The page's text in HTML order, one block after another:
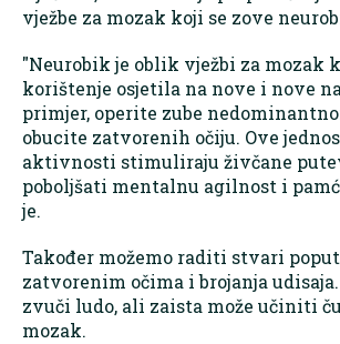
vježbe za mozak koji se zove
"Neurobik je oblik vježbi za mozak
korištenje osjetila na nove i nove
primjer, operite zube
obucite zatvorenih očiju. Ove
aktivnosti stimuliraju živčane
poboljšati mentalnu agilnost i
je.
Također možemo raditi stvari
zatvorenim očima i brojanja
zvuči ludo, ali zaista može učiniti
mozak.